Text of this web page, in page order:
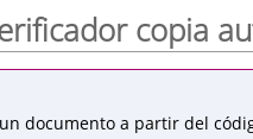
copia
documento a partir del